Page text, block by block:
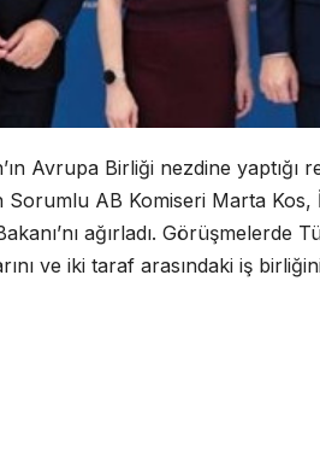
Avrupa Birliği nezdine
Sorumlu AB Komiseri Marta
ağırladı. Görüşmelerde
ve iki taraf arasındaki iş